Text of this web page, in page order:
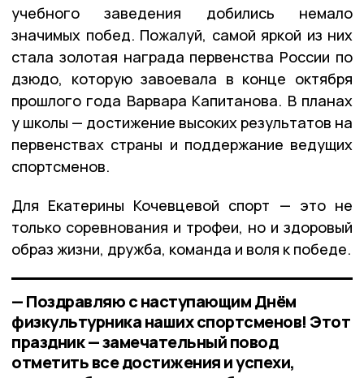
учебного заведения добились немало
значимых побед. Пожалуй, самой яркой из них
стала золотая награда первенства России по
дзюдо, которую завоевала в конце октября
прошлого года Варвара Капитанова. В планах
у школы — достижение высоких результатов на
первенствах страны и поддержание ведущих
спортсменов.
Для Екатерины Кочевцевой спорт — это не
только соревнования и трофеи, но и здоровый
образ жизни, дружба, команда и воля к победе.
— Поздравляю с наступающим Днём
физкультурника наших спортсменов! Этот
праздник — замечательный повод
отметить все достижения и успехи,